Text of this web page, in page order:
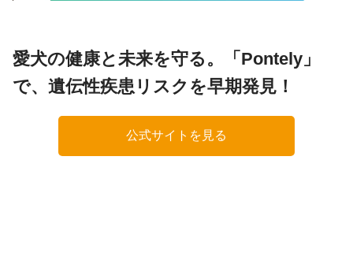
愛犬の健康と未来を守る。「Pontely」
で、遺伝性疾患リスクを早期発見！
公式サイトを見る